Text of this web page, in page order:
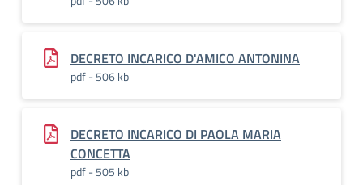
DECRETO INCARICO D'AMICO ANTONINA
pdf - 506 kb
DECRETO INCARICO DI PAOLA MARIA
CONCETTA
pdf - 505 kb